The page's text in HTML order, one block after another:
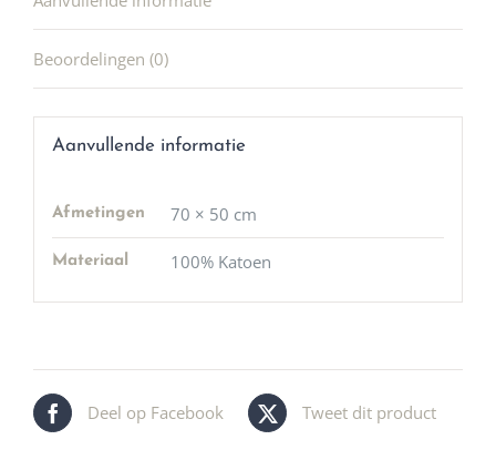
Beoordelingen (0)
Aanvullende informatie
Afmetingen 70 × 50 cm
Materiaal 100% Katoen
Deel op Facebook Tweet dit product